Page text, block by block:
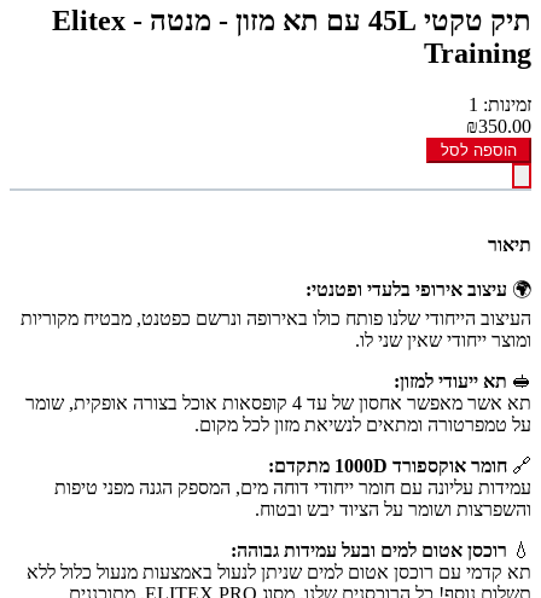
תיק טקטי 45L עם תא מזון - מנטה - Elitex
Training
זמינות: 1
₪350.00
הוספה לסל
תיאור
🌍 עיצוב אירופי בלעדי ופטנטי:
העיצוב הייחודי שלנו פותח כולו באירופה ונרשם כפטנט, מבטיח מקוריות
ומוצר ייחודי שאין שני לו.
🥪 תא ייעודי למזון:
תא אשר מאפשר אחסון של עד 4 קופסאות אוכל בצורה אופקית, שומר
על טמפרטורה ומתאים לנשיאת מזון לכל מקום.
🔗 חומר אוקספורד 1000D מתקדם:
עמידות עליונה עם חומר ייחודי דוחה מים, המספק הגנה מפני טיפות
והשפרצות ושומר על הציוד יבש ובטוח.
💧 רוכסן אטום למים ובעל עמידות גבוהה:
תא קדמי עם רוכסן אטום למים שניתן לנעול באמצעות מנעול כלול ללא
תשלום נוסף! כל הרוכסנים שלנו, מסוג ELITEX PRO, מתוכננים